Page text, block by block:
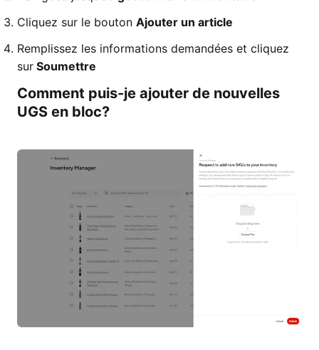
Cliquez sur le bouton Ajouter un article
Remplissez les informations demandées et cliquez
sur Soumettre
Comment puis-je ajouter de nouvelles
UGS en bloc?